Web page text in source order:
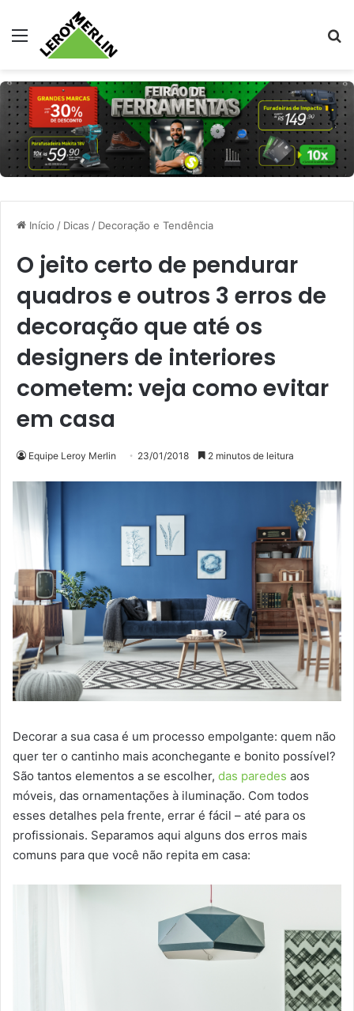
Menu
Início / Dicas / Decoração e Tendência
O jeito certo de pendurar
quadros e outros 3 erros de
decoração que até os
designers de interiores
cometem: veja como evitar
em casa
Equipe Leroy Merlin 23/01/2018 2 minutos de leitura
Decorar a sua casa é um processo empolgante: quem não
quer ter o cantinho mais aconchegante e bonito possível?
São tantos elementos a se escolher, das paredes aos
móveis, das ornamentações à iluminação. Com todos
esses detalhes pela frente, errar é fácil – até para os
profissionais. Separamos aqui alguns dos erros mais
comuns para que você não repita em casa: